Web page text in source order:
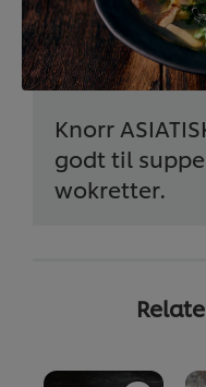
Knorr
godt til
wokretter.